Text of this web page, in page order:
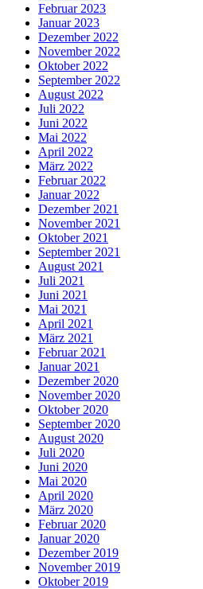
Februar 2023
Januar 2023
Dezember 2022
November 2022
Oktober 2022
September 2022
August 2022
Juli 2022
Juni 2022
Mai 2022
April 2022
März 2022
Februar 2022
Januar 2022
Dezember 2021
November 2021
Oktober 2021
September 2021
August 2021
Juli 2021
Juni 2021
Mai 2021
April 2021
März 2021
Februar 2021
Januar 2021
Dezember 2020
November 2020
Oktober 2020
September 2020
August 2020
Juli 2020
Juni 2020
Mai 2020
April 2020
März 2020
Februar 2020
Januar 2020
Dezember 2019
November 2019
Oktober 2019